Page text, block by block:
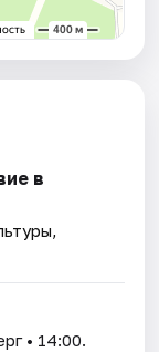
в
• 14:00.